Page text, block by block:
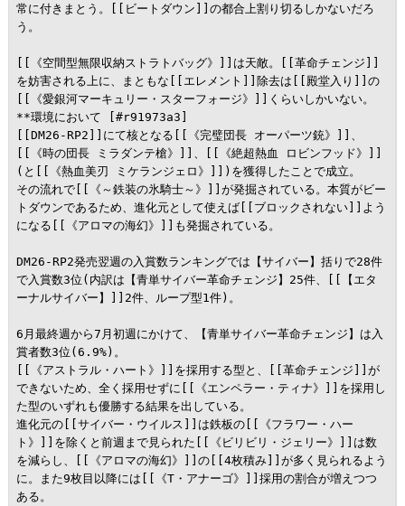
常に付きまとう。[[ビートダウン]]の都合上割り切るしかないだろ
う。
[[《空間型無限収納ストラトバッグ》]]は天敵。[[革命チェンジ]]
を妨害される上に、まともな[[エレメント]]除去は[[殿堂入り]]の
[[《愛銀河マーキュリー・スターフォージ》]]くらいしかいない。
**環境において [#r91973a3]
[[DM26-RP2]]にて核となる[[《完璧団長 オーパーツ銃》]]、
[[《時の団長 ミラダンテ槍》]]、[[《絶超熱血 ロビンフッド》]]
(と[[《熱血美刃 ミケランジェロ》]])を獲得したことで成立。
その流れで[[《～鉄装の氷騎士～》]]が発掘されている。本質がビー
トダウンであるため、進化元として使えば[[ブロックされない]]よう
になる[[《アロマの海幻》]]も発掘されている。
DM26-RP2発売翌週の入賞数ランキングでは【サイバー】括りで28件
で入賞数3位(内訳は【青単サイバー革命チェンジ】25件、[[【エタ
ーナルサイバー】]]2件、ループ型1件)。
6月最終週から7月初週にかけて、【青単サイバー革命チェンジ】は入
賞者数3位(6.9%)。
[[《アストラル・ハート》]]を採用する型と、[[革命チェンジ]]が
できないため、全く採用せずに[[《エンペラー・ティナ》]]を採用し
た型のいずれも優勝する結果を出している。
進化元の[[サイバー・ウイルス]]は鉄板の[[《フラワー・ハー
ト》]]を除くと前週まで見られた[[《ビリビリ・ジェリー》]]は数
を減らし、[[《アロマの海幻》]]の[[4枚積み]]が多く見られるよう
に。また9枚目以降には[[《T・アナーゴ》]]採用の割合が増えつつ
ある。